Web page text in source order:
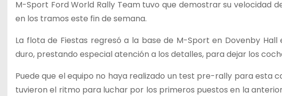
M-Sport Ford World Rally Team tuvo que demostrar su velocidad
en los tramos este fin de semana.
La flota de Fiestas regresó a la base de M-Sport en Dovenby
duro, prestando especial atención a los detalles, para dejar los
Puede que el equipo no haya realizado un test pre-rally para esta
tuvieron el ritmo para luchar por los primeros puestos en la